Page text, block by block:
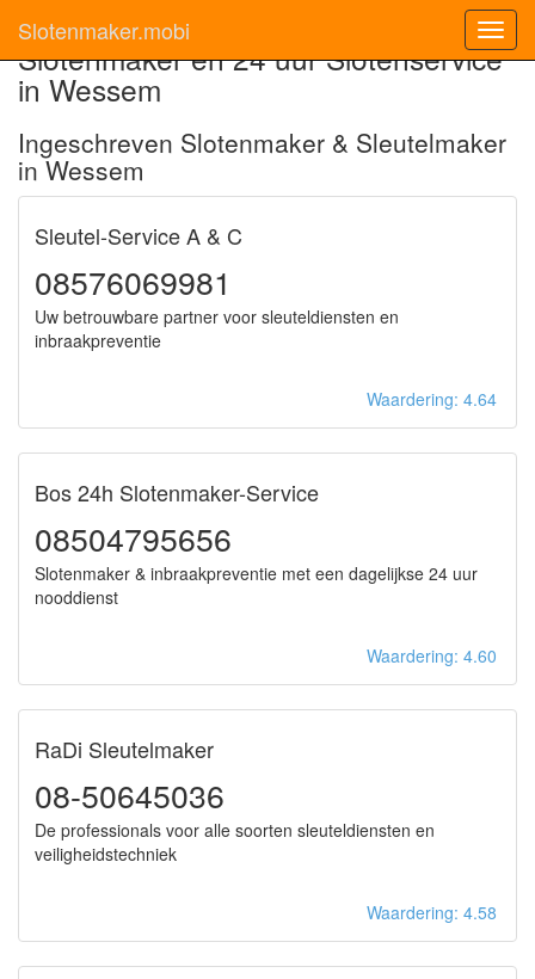
Slotenmaker.mobi
Slotenmaker en 24 uur Slotenservice
in Wessem
Ingeschreven Slotenmaker & Sleutelmaker
in Wessem
Sleutel-Service A & C
08576069981
Uw betrouwbare partner voor sleuteldiensten en
inbraakpreventie
Waardering: 4.64
Bos 24h Slotenmaker-Service
08504795656
Slotenmaker & inbraakpreventie met een dagelijkse 24 uur
nooddienst
Waardering: 4.60
RaDi Sleutelmaker
08-50645036
De professionals voor alle soorten sleuteldiensten en
veiligheidstechniek
Waardering: 4.58